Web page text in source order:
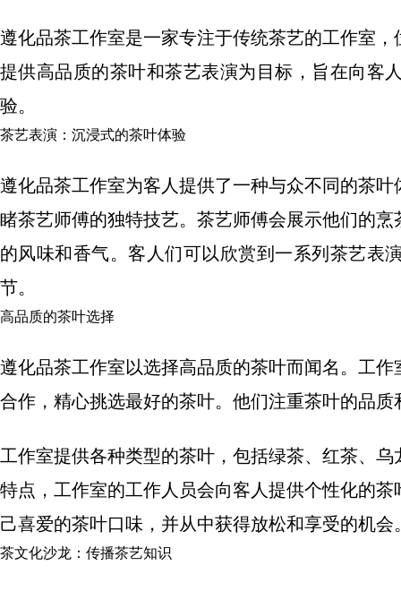
遵化品茶工作室是一家专注于传统茶艺的工作室
提供高品质的茶叶和茶艺表演为目标，旨在向客
验。
茶艺表演：沉浸式的茶叶体验
遵化品茶工作室为客人提供了一种与众不同的茶
睹茶艺师傅的独特技艺。茶艺师傅会展示他们的
的风味和香气。客人们可以欣赏到一系列茶艺表
节。
高品质的茶叶选择
遵化品茶工作室以选择高品质的茶叶而闻名。工
合作，精心挑选最好的茶叶。他们注重茶叶的品
工作室提供各种类型的茶叶，包括绿茶、红茶、
特点，工作室的工作人员会向客人提供个性化的
己喜爱的茶叶口味，并从中获得放松和享受的机会
茶文化沙龙：传播茶艺知识